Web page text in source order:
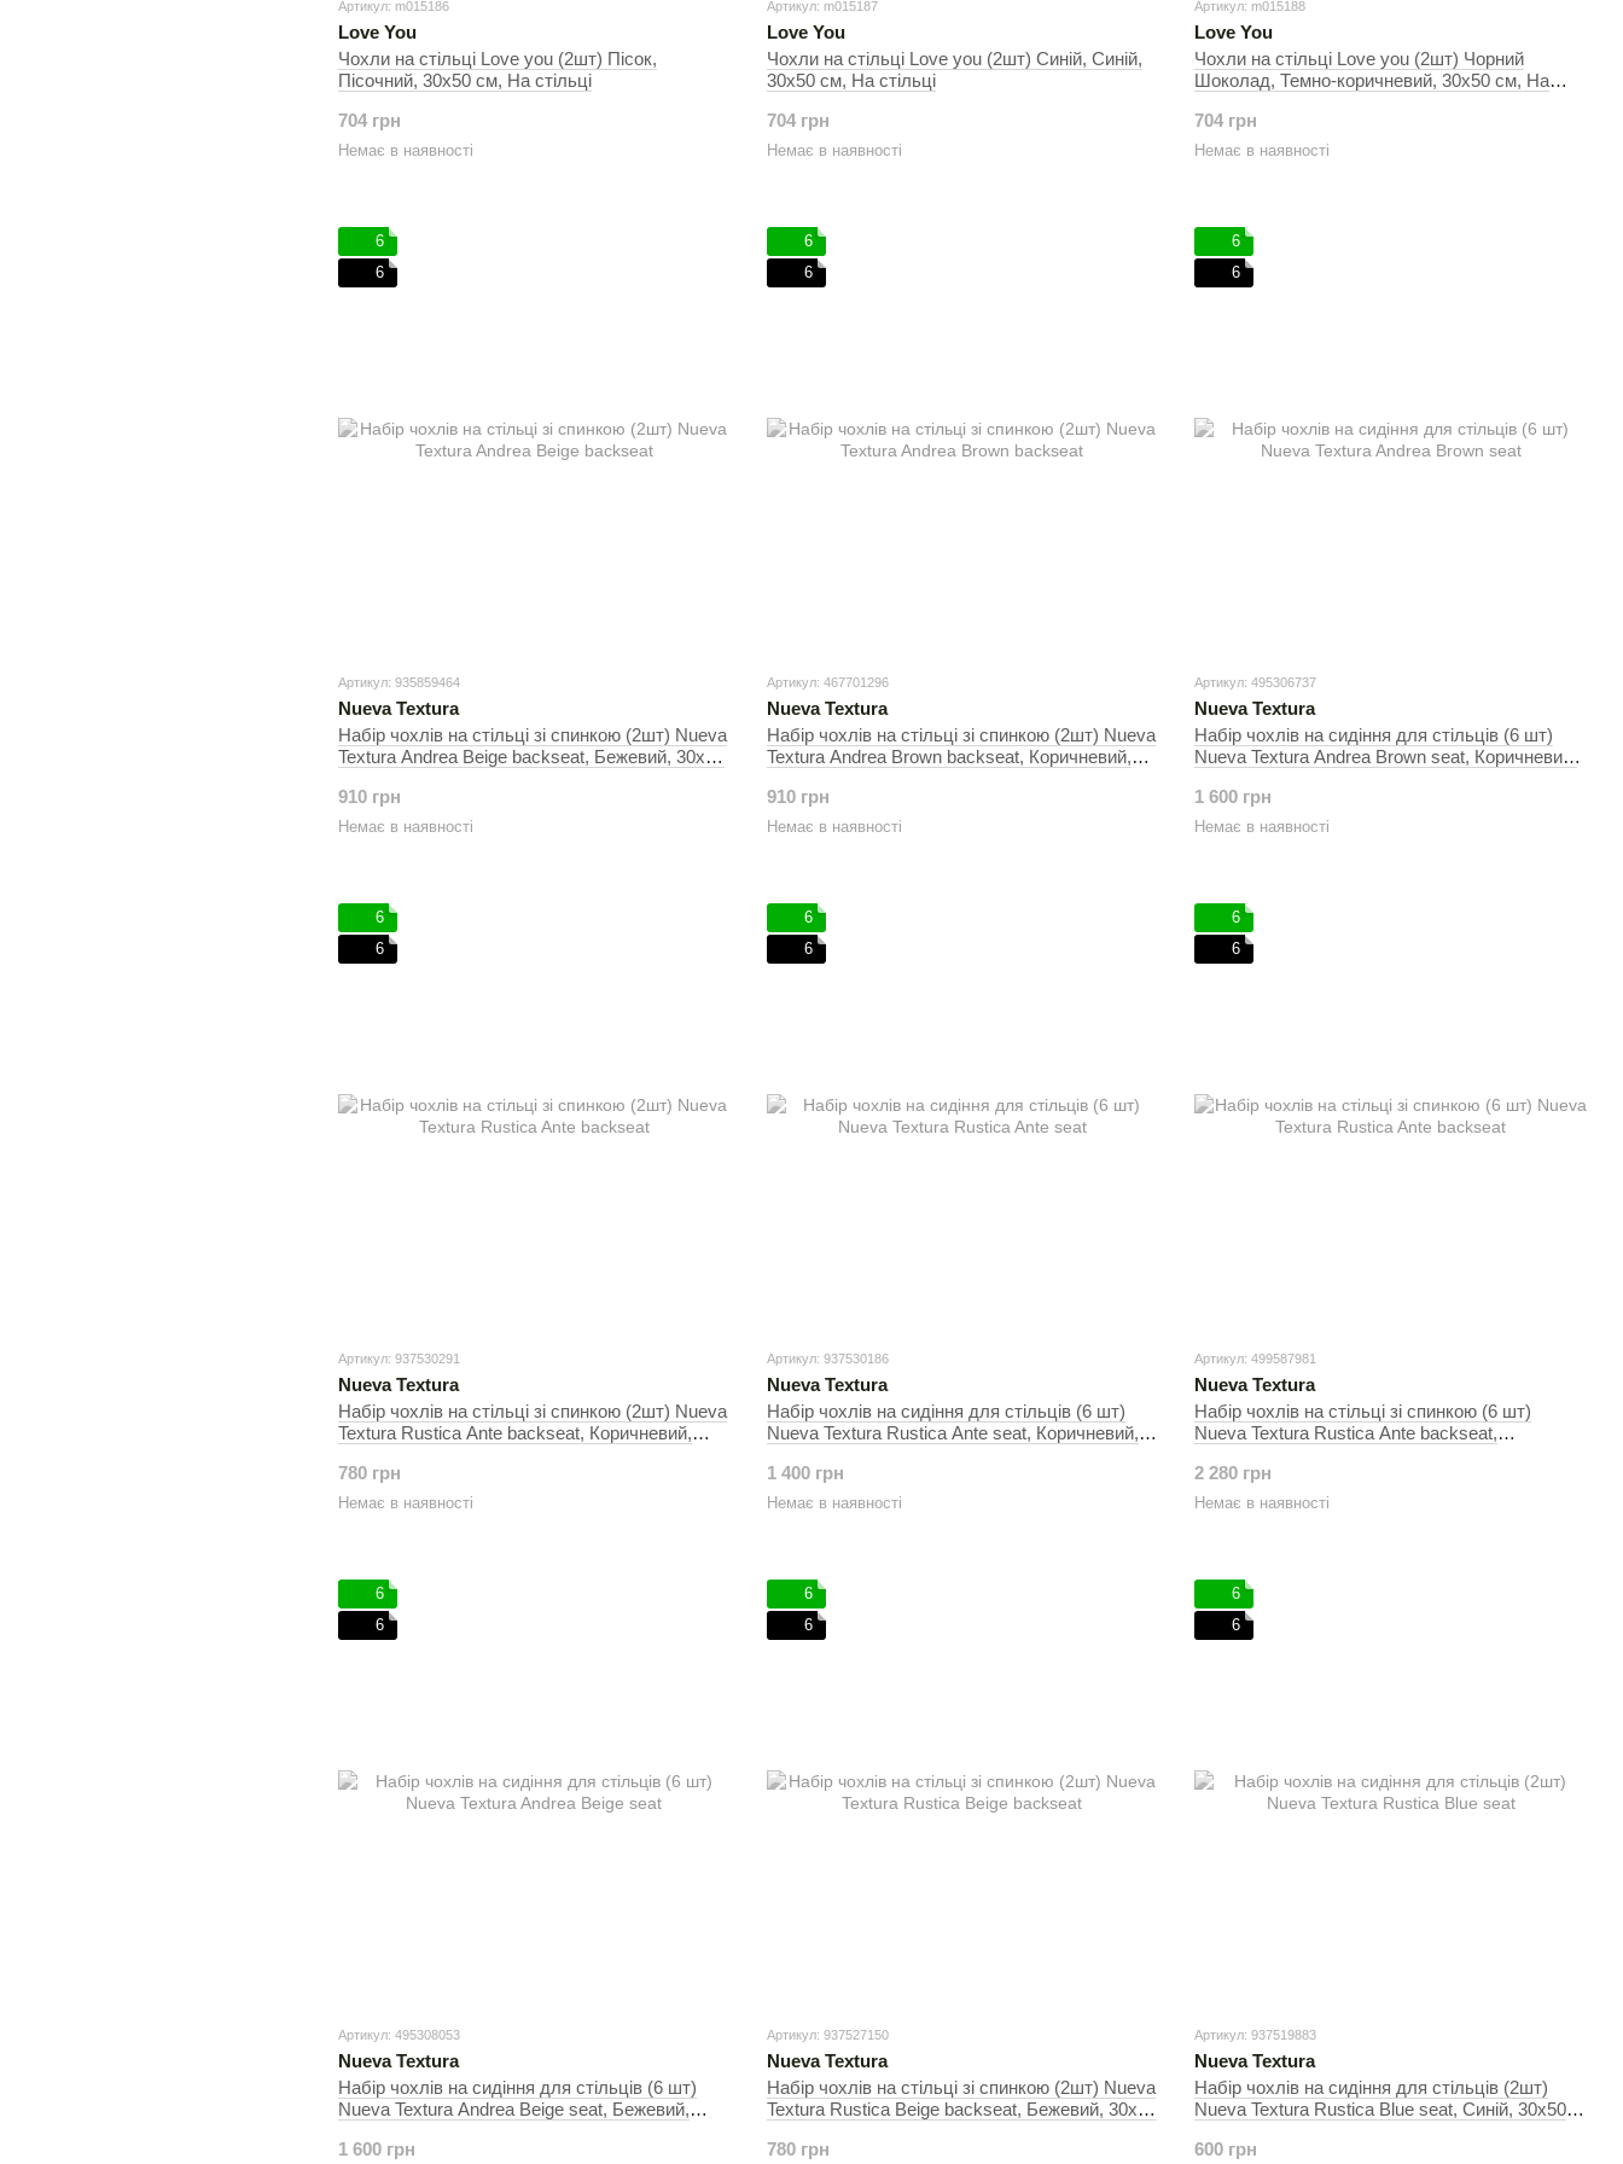
Артикул: m015186
Love You
Чохли на стільці Love you (2шт) Пісок,
Пісочний, 30х50 см, На стільці
704 грн
Немає в наявності
Артикул: m015187
Love You
Чохли на стільці Love you (2шт) Синій, Cиній,
30х50 см, На стільці
704 грн
Немає в наявності
Артикул: m015188
Love You
Чохли на стільці Love you (2шт) Чорний
Шоколад, Темно-коричневий, 30х50 см, На
704 грн
Немає в наявності
6
6
Артикул: 935859464
Nueva Textura
Набір чохлів на стільці зі спинкою (2шт) Nueva
Textura Andrea Beige backseat, Бежевий, 30х50
910 грн
Немає в наявності
6
6
Артикул: 467701296
Nueva Textura
Набір чохлів на стільці зі спинкою (2шт) Nueva
Textura Andrea Brown backseat, Коричневий,
910 грн
Немає в наявності
6
6
Артикул: 495306737
Nueva Textura
Набір чохлів на сидіння для стільців (6 шт)
Nueva Textura Andrea Brown seat, Коричневий,
1 600 грн
Немає в наявності
6
6
Артикул: 937530291
Nueva Textura
Набір чохлів на стільці зі спинкою (2шт) Nueva
Textura Rustica Ante backseat, Коричневий,
780 грн
Немає в наявності
6
6
Артикул: 937530186
Nueva Textura
Набір чохлів на сидіння для стільців (6 шт)
Nueva Textura Rustica Ante seat, Коричневий,
1 400 грн
Немає в наявності
6
6
Артикул: 499587981
Nueva Textura
Набір чохлів на стільці зі спинкою (6 шт)
Nueva Textura Rustica Ante backseat,
2 280 грн
Немає в наявності
6
6
Артикул: 495308053
Nueva Textura
Набір чохлів на сидіння для стільців (6 шт)
Nueva Textura Andrea Beige seat, Бежевий,
1 600 грн
6
6
Артикул: 937527150
Nueva Textura
Набір чохлів на стільці зі спинкою (2шт) Nueva
Textura Rustica Beige backseat, Бежевий, 30х50
780 грн
6
6
Артикул: 937519883
Nueva Textura
Набір чохлів на сидіння для стільців (2шт)
Nueva Textura Rustica Blue seat, Cиній, 30х50
600 грн